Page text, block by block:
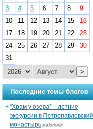
3
4 5 6 7 8
9
10
11 12 13 14 15
16
17
18 19 20 21 22
23
24
25 26 27 28 29
30
31
>
Последние темы блогов
“Храм у озера” – летние
экскурсии в Петропавловский
монастырь palomnik